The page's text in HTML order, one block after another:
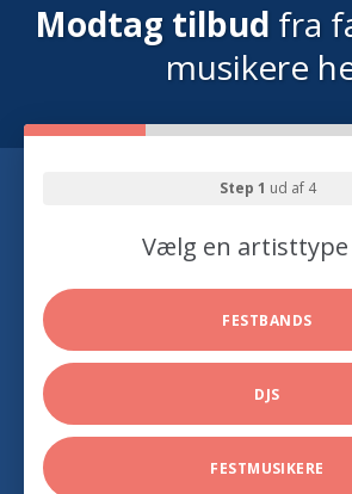
Modtag tilbud fra
musikere
Step 1 ud af 4
Vælg en
FESTBANDS
DJS
FESTMUSIKERE